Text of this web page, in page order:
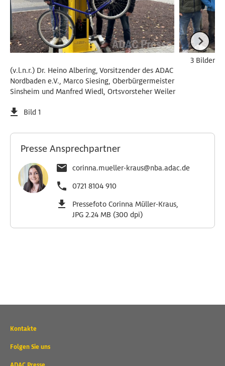
(v.l.n.r.) Dr. Heino Albering, Vorsitzender des ADAC
Nordbaden e.V., Marco Siesing, Oberbürgermeister
Sinsheim und Manfred Wiedl, Ortsvorsteher Weiler
Bild 1
3 Bilder
Presse Ansprechpartner
corinna.mueller-kraus@nba.adac.de
0721 8104 910
Pressefoto Corinna Müller-Kraus,
JPG 2.24 MB (300 dpi)
Wichtige
und
Kontakte
Folgen Sie uns